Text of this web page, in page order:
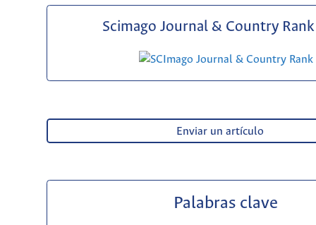
Scimago Journal & Country Rank
Enviar un artículo
Palabras clave